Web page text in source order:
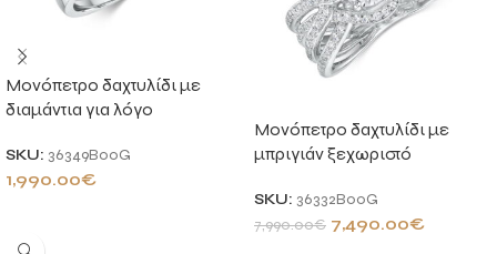
Μονόπετρο δαχτυλίδι με
διαμάντια για λόγο
SKU: 36349B00G
1,990.00€
Μονόπετρο δαχτυλίδι με
μπριγιάν ξεχωριστό
SKU: 36332B00G
7,990.00€ 7,490.00€